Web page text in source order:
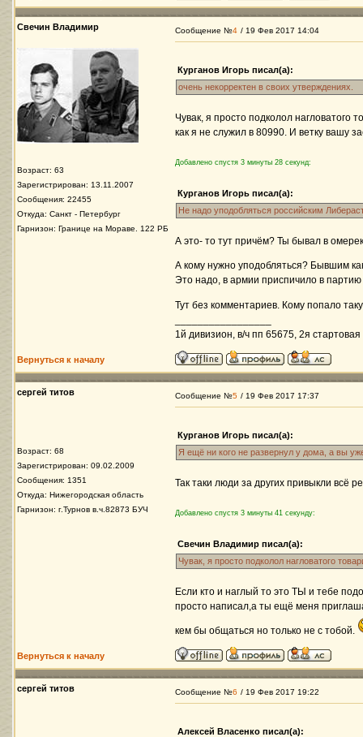
Свечин Владимир
Возраст: 63
Зарегистрирован: 13.11.2007
Сообщения: 22455
Откуда: Санкт - Петербург
Гарнизон: Границе на Мораве. 122 РБ
Сообщение №4 / 19 Фев 2017 14:04
Курганов Игорь писал(а):
очень некорректен в своих утверждениях.
Чувак, я просто подколол нагловатого
как я не служил в 80990. И ветку вашу
Добавлено спустя 3 минуты 28 секунд:
Курганов Игорь писал(а):
Не надо уподобляться российским
А это- то тут причём? Ты бывал в
А кому нужно уподобляться? Бывшим
Это надо, в армии приспичило в партию
Тут без комментариев. Кому попало
1й дивизион, в/ч пп 65675, 2я
Вернуться к началу
сергей титов
Возраст: 68
Зарегистрирован: 09.02.2009
Сообщения: 1351
Откуда: Нижегородская область
Гарнизон: г.Турнов в.ч.82873 БУЧ
Сообщение №5 / 19 Фев 2017 17:37
Курганов Игорь писал(а):
Я ещё ни кого не развернул у дома, а вы
Так таки люди за других привыкли всё
Добавлено спустя 3 минуты 41 секунду:
Свечин Владимир писал(а):
Чувак, я просто подколол нагловатого
Если кто и наглый то это ТЫ и тебе
просто написал,а ты ещё меня
кем бы общаться но только не с тобой.
Вернуться к началу
сергей титов Сообщение №6 / 19 Фев 2017 19:22
Алексей Власенко писал(а):